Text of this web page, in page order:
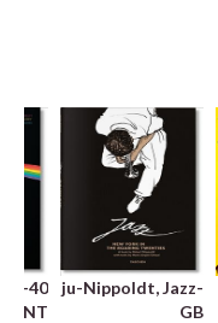
ju-Nippoldt, Jazz-
GB
INT